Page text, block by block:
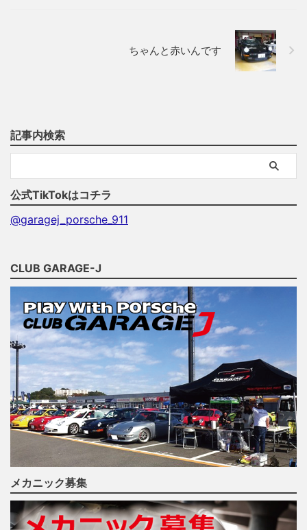
ちゃんと赤いんです
記事内検索
公式TikTokはコチラ
@garagej_porsche_911
CLUB GARAGE-J
メカニック募集